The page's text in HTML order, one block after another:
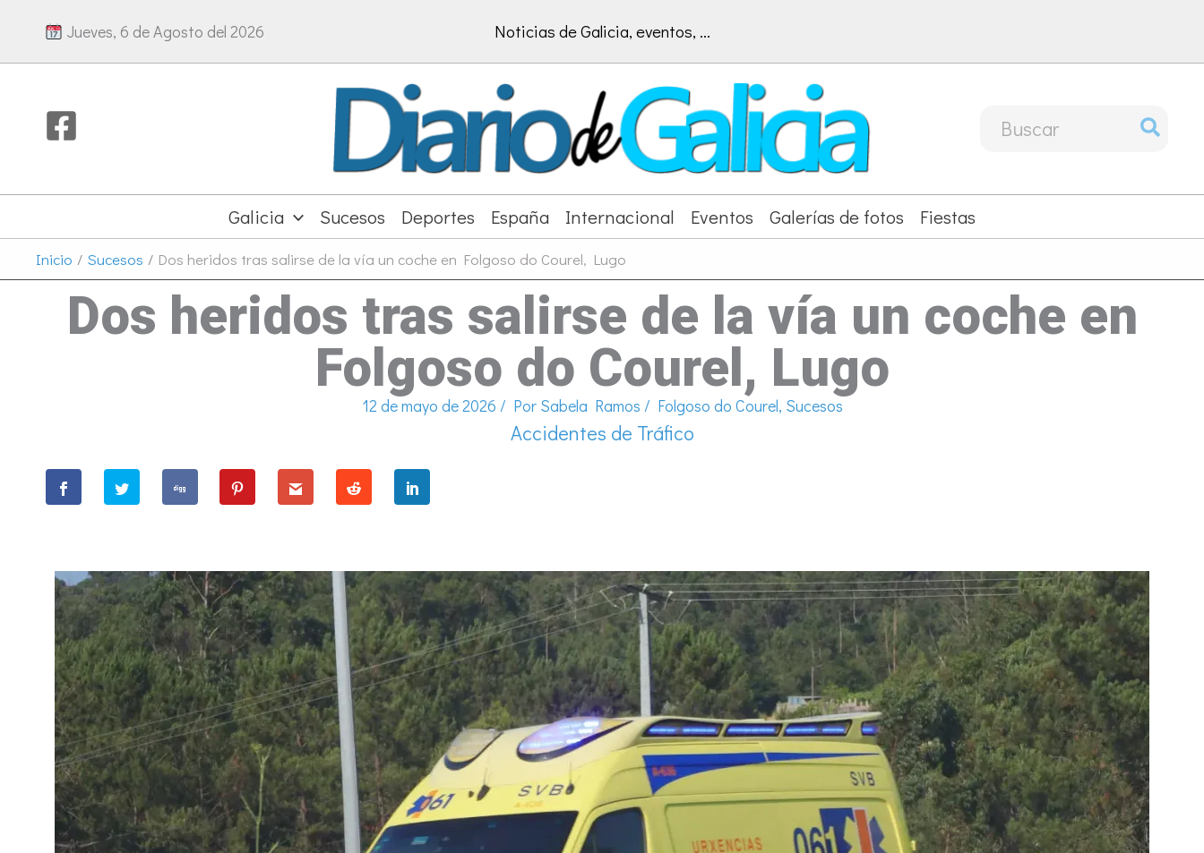
Jueves, 6 de Agosto del 2026 Noticias de Galicia, eventos, ...
Buscar
por:
Galicia Sucesos Deportes España Internacional Eventos Galerías de fotos Fiestas
Inicio Sucesos Dos heridos tras salirse de la vía un coche en Folgoso do Courel, Lugo
Dos heridos tras salirse de la vía un coche en
Folgoso do Courel, Lugo
12 de mayo de 2026 / Por Sabela Ramos / Folgoso do Courel, Sucesos
Accidentes de Tráfico